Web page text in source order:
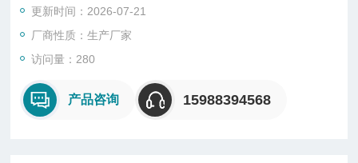
更新时间：2026-07-21
厂商性质：生产厂家
访问量：280
产品咨询 15988394568